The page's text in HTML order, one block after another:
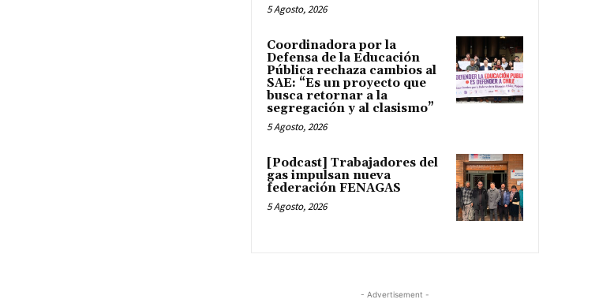
5 Agosto, 2026
Coordinadora por la
Defensa de la Educación
Pública rechaza cambios al
SAE: “Es un proyecto que
busca retornar a la
segregación y al clasismo”
5 Agosto, 2026
[Podcast] Trabajadores del
gas impulsan nueva
federación FENAGAS
5 Agosto, 2026
- Advertisement -